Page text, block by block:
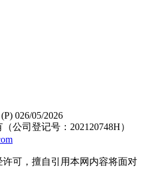
026/05/2026
公司登记号：202120748H）
可，擅自引用本网内容将面对